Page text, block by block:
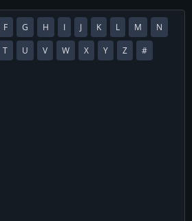
F G H I J K L M
N
T U V W X Y Z #